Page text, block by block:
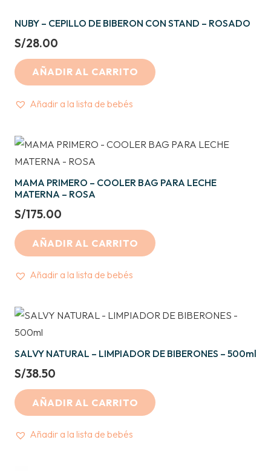
NUBY – CEPILLO DE BIBERON CON STAND – ROSADO
S/28.00
AÑADIR AL CARRITO
Añadir a la lista de bebés
MAMA PRIMERO – COOLER BAG PARA LECHE
MATERNA – ROSA
S/175.00
AÑADIR AL CARRITO
Añadir a la lista de bebés
SALVY NATURAL – LIMPIADOR DE BIBERONES – 500ml
S/38.50
AÑADIR AL CARRITO
Añadir a la lista de bebés